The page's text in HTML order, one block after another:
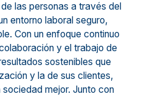
las personas a través del
entorno laboral seguro,
Con un enfoque continuo
y el trabajo de
sostenibles que
y la de sus clientes,
mejor. Junto con